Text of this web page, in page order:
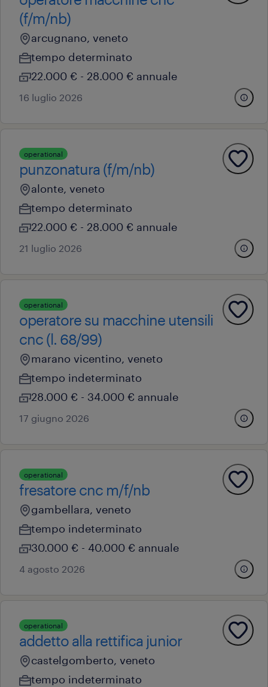
(f/m/nb)
arcugnano, veneto
tempo determinato
22.000 € - 28.000 € annuale
16 luglio 2026
operational
punzonatura (f/m/nb)
alonte, veneto
tempo determinato
22.000 € - 28.000 € annuale
21 luglio 2026
operational
operatore su macchine utensili
cnc (l. 68/99)
marano vicentino, veneto
tempo indeterminato
28.000 € - 34.000 € annuale
17 giugno 2026
operational
fresatore cnc m/f/nb
gambellara, veneto
tempo indeterminato
30.000 € - 40.000 € annuale
4 agosto 2026
operational
addetto alla rettifica junior
castelgomberto, veneto
tempo indeterminato